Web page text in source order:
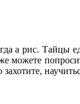
а рис. Тайцы